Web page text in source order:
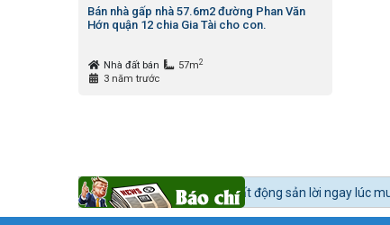
Bán nhà gấp nhà 57.6m2 đường Phan Văn
Hớn quận 12 chia Gia Tài cho con.
Nhà đất bán 57m2
3 năm trước
Làm thế nào để mua bất động sản lời ngay lúc mua? Tin tức